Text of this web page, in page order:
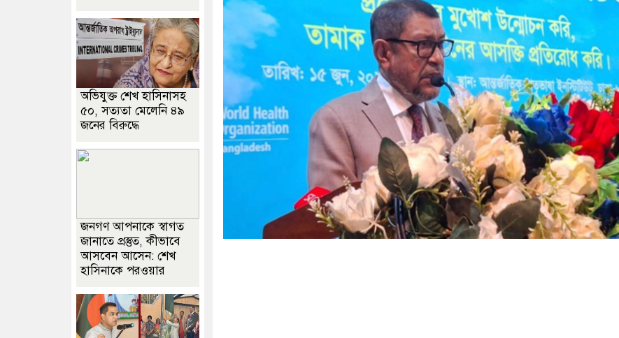
অভিযুক্ত শেখ হাসিনাসহ
৫০, সত্যতা মেলেনি ৪৯
জনের বিরুদ্ধে
জনগণ আপনাকে স্বাগত
জানাতে প্রস্তুত, কীভাবে
আসবেন আসেন: শেখ
হাসিনাকে পরওয়ার